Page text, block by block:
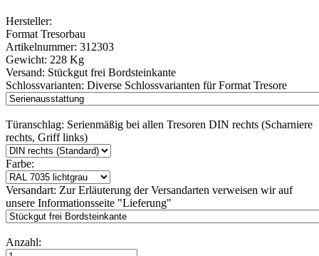
Hersteller:
Format Tresorbau
Artikelnummer: 312303
Gewicht: 228 Kg
Versand: Stückgut frei Bordsteinkante
Schlossvarianten: Diverse Schlossvarianten für Format Tresore
Türanschlag: Serienmäßig bei allen Tresoren DIN rechts (Scharniere
rechts, Griff links)
Farbe:
Versandart: Zur Erläuterung der Versandarten verweisen wir auf
unsere Informationsseite "Lieferung"
Anzahl: